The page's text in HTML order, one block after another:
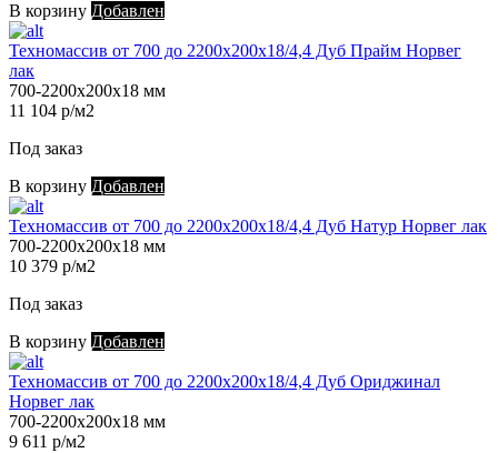
В корзину Добавлен
Техномассив от 700 до 2200х200х18/4,4 Дуб Прайм Норвег
лак
700-2200х200х18 мм
11 104 р/м2
Под заказ
В корзину Добавлен
Техномассив от 700 до 2200х200х18/4,4 Дуб Натур Норвег лак
700-2200х200х18 мм
10 379 р/м2
Под заказ
В корзину Добавлен
Техномассив от 700 до 2200х200х18/4,4 Дуб Ориджинал
Норвег лак
700-2200х200х18 мм
9 611 р/м2